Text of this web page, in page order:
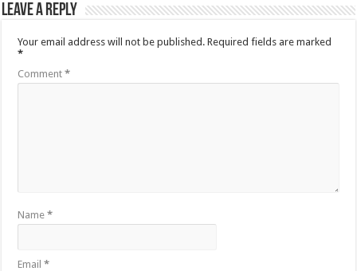
Leave a Reply
Your email address will not be published. Required fields are marked
*
Comment*
Name*
Email*